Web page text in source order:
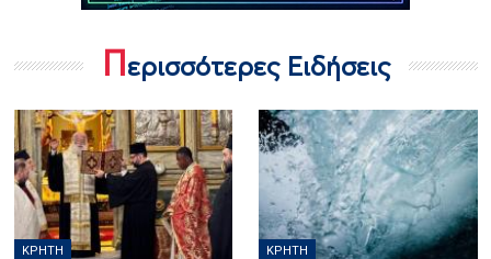
Περισσότερες Ειδήσεις
ΚΡΉΤΗ ΚΡΉΤΗ